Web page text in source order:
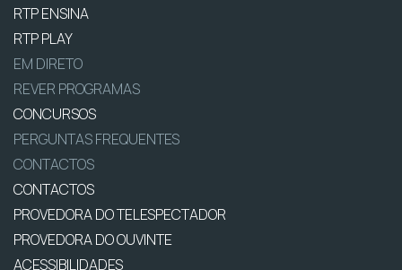
RTP ENSINA
RTP PLAY
EM DIRETO
REVER PROGRAMAS
CONCURSOS
PERGUNTAS FREQUENTES
CONTACTOS
CONTACTOS
PROVEDORA DO TELESPECTADOR
PROVEDORA DO OUVINTE
ACESSIBILIDADES